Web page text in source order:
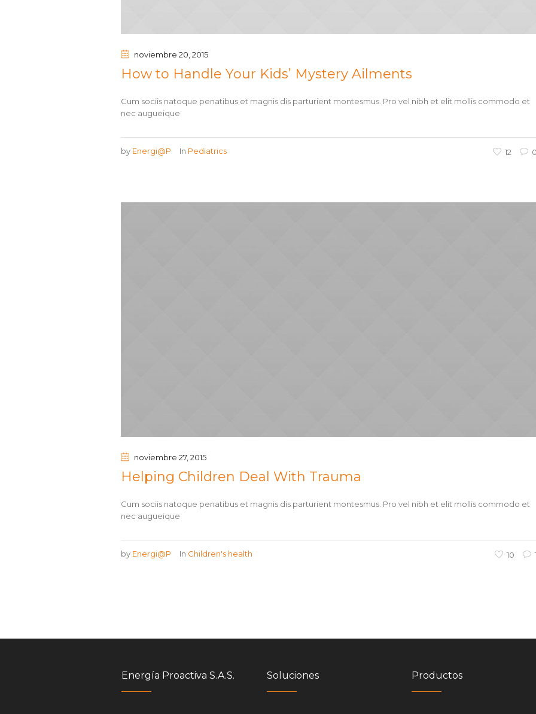
noviembre 20 , 2015
How to Handle Your Kids’ Mystery Ailments
Cum sociis natoque penatibus et magnis dis parturient montesmus. Pro vel nibh et elit mollis commodo et
nec augueique
by Energi@P In Pediatrics 12
noviembre 27, 2015
Helping Children Deal With Trauma
Cum sociis natoque penatibus et magnis dis parturient montesmus. Pro vel nibh et elit mollis commodo et
nec augueique
by Energi@P In Children's health 10
Energía Proactiva S.A.S. Soluciones Productos